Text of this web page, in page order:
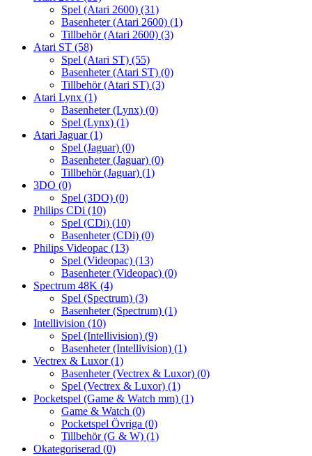
Spel (Atari 2600) (31)
Basenheter (Atari 2600) (1)
Tillbehör (Atari 2600) (3)
Atari ST (58)
Spel (Atari ST) (55)
Basenheter (Atari ST) (0)
Tillbehör (Atari ST) (3)
Atari Lynx (1)
Basenheter (Lynx) (0)
Spel (Lynx) (1)
Atari Jaguar(1)
Spel (Jaguar) (0)
Basenheter (Jaguar) (0)
Tillbehör (Jaguar) (1)
3DO (0)
Spel (3DO) (0)
Philips CDi (10)
Spel (CDi) (10)
Basenheter (CDi) (0)
Philips Videopac (13)
Spel (Videopac) (13)
Basenheter (Videopac) (0)
Spectrum 48K (4)
Spel (Spectrum) (3)
Basenheter (Spectrum) (1)
Intellivision (10)
Spel (Intellivision) (9)
Basenheter (Intellivision) (1)
Vectrex & Luxor(1)
Basenheter (Vectrex & Luxor) (0)
Spel (Vectrex & Luxor) (1)
Pocketspel (Game & Watch mm) (1)
Game & Watch (0)
Pocketspel Övriga (0)
Tillbehör (G & W) (1)
Okategoriserad (0)